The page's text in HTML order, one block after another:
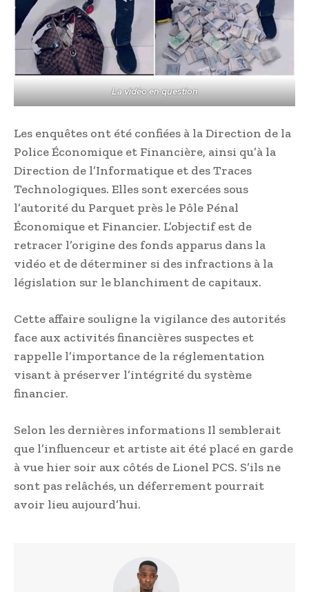
La vidéo en question
Les enquêtes ont été confiées à la Direction de la
Police Économique et Financière, ainsi qu’à la
Direction de l’Informatique et des Traces
Technologiques. Elles sont exercées sous
l’autorité du Parquet près le Pôle Pénal
Économique et Financier. L’objectif est de
retracer l’origine des fonds apparus dans la
vidéo et de déterminer si des infractions à la
législation sur le blanchiment de capitaux.
Cette affaire souligne la vigilance des autorités
face aux activités financières suspectes et
rappelle l’importance de la réglementation
visant à préserver l’intégrité du système
financier.
Selon les dernières informations Il semblerait
que l’influenceur et artiste ait été placé en garde
à vue hier soir aux côtés de Lionel PCS. S’ils ne
sont pas relâchés, un déferrement pourrait
avoir lieu aujourd’hui.